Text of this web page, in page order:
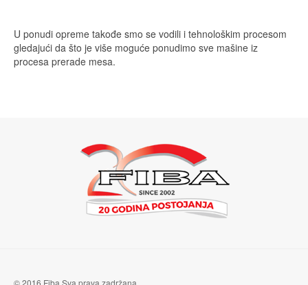
U ponudi opreme takođe smo se vodili i tehnološkim procesom
gledajući da što je više moguće ponudimo sve mašine iz
procesa prerade mesa.
© 2016 Fiba Sva prava zadržana.